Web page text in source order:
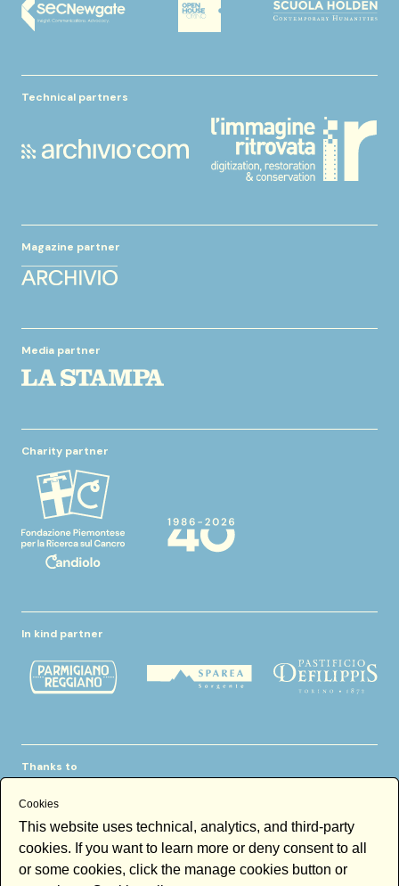
Technical partners
Magazine partner
Media partner
Charity partner
In kind partner
Thanks to
Cookies
This website uses technical, analytics, and third-party
cookies. If you want to learn more or deny consent to all
or some cookies, click the manage cookies button or